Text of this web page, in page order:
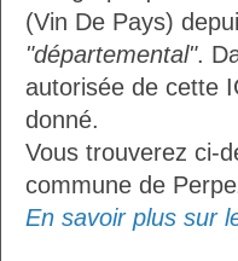
(Vin De Pays)
"départemental".
autorisée de cette
donné.
Vous trouverez ci-
commune de
En savoir plus sur